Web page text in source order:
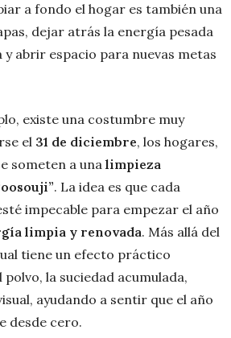
a fondo el hogar es también una
dejar atrás la energía pesada
abrir espacio para nuevas metas
existe una costumbre muy
el 31 de diciembre, los hogares,
someten a una limpieza
. La idea es que cada
impecable para empezar el año
limpia y renovada. Más allá del
tiene un efecto práctico
la suciedad acumulada,
ayudando a sentir que el año
desde cero.